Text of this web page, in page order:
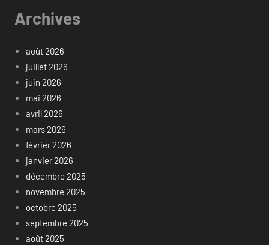
Archives
août 2026
juillet 2026
juin 2026
mai 2026
avril 2026
mars 2026
février 2026
janvier 2026
décembre 2025
novembre 2025
octobre 2025
septembre 2025
août 2025